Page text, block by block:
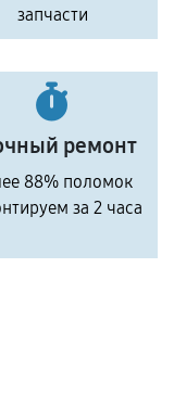
запчасти
ремонт
88% поломок
за 2 часа